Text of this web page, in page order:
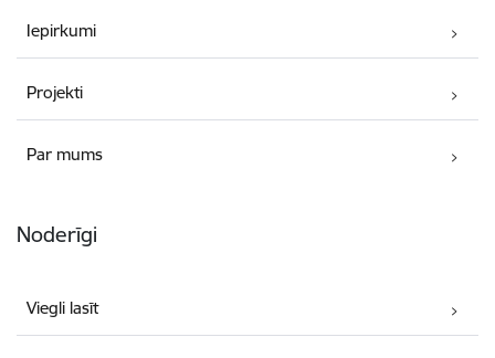
Iepirkumi
Projekti
Par mums
Noderīgi
Viegli lasīt